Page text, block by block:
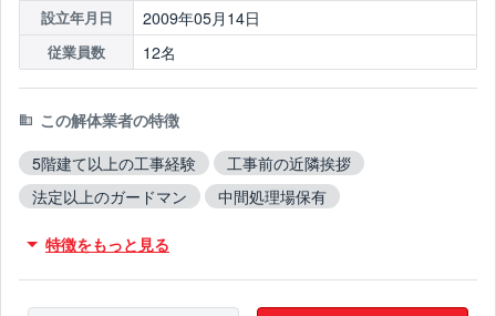
設立年月日 2009年05月14日
従業員数 12名
この解体業者の特徴
5階建て以上の工事経験
工事前の近隣挨拶
法定以上のガードマン
中間処理場保有
特徴をもっと見る